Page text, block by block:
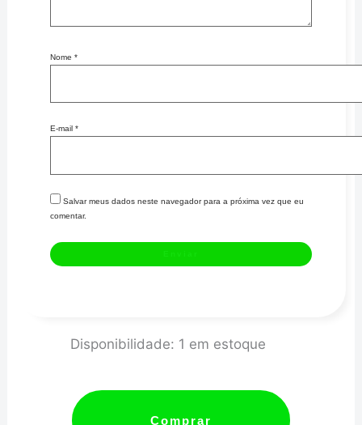
Nome *
E-mail *
Salvar meus dados neste navegador para a próxima vez que eu
comentar.
Disponibilidade: 1 em estoque
52MM/MEC/3KG/SPORT
Comprar